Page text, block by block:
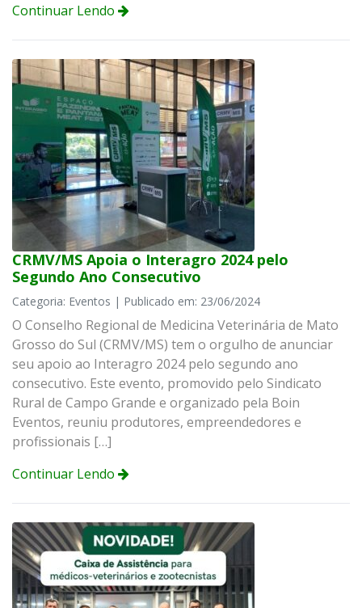
Continuar Lendo
CRMV/MS Apoia o Interagro 2024 pelo
Segundo Ano Consecutivo
Categoria: Eventos | Publicado em: 23/06/2024
O Conselho Regional de Medicina Veterinária de Mato
Grosso do Sul (CRMV/MS) tem o orgulho de anunciar
seu apoio ao Interagro 2024 pelo segundo ano
consecutivo. Este evento, promovido pelo Sindicato
Rural de Campo Grande e organizado pela Boin
Eventos, reuniu produtores, empreendedores e
profissionais […]
Continuar Lendo